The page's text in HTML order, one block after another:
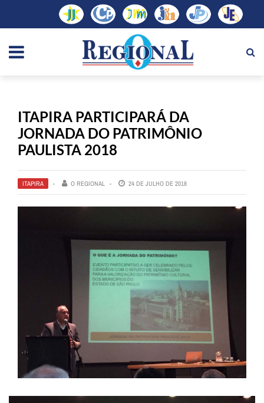
ITAPIRA PARTICIPARÁ DA
JORNADA DO PATRIMÔNIO
PAULISTA 2018
ITAPIRA O REGIONAL 24 DE JULHO DE 2018